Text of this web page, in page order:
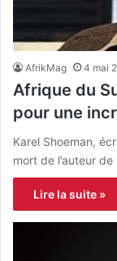
AfrikMag 4 mai
Afrique du
pour une
Karel Shoeman,
mort de l’auteur
Lire la suite »